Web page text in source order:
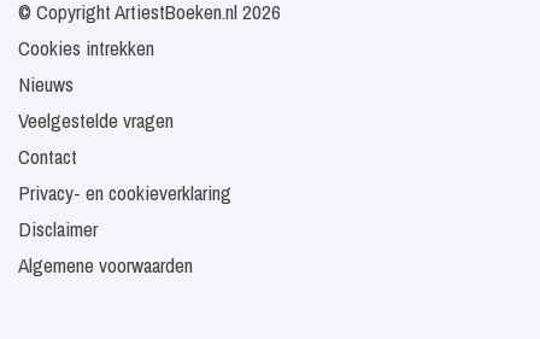
© Copyright ArtiestBoeken.nl 2026
Cookies intrekken
Nieuws
Veelgestelde vragen
Contact
Privacy- en cookieverklaring
Disclaimer
Algemene voorwaarden